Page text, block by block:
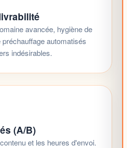
avancée, hygiène de
automatisés
indésirables.
(A/B)
et les heures d'envoi.